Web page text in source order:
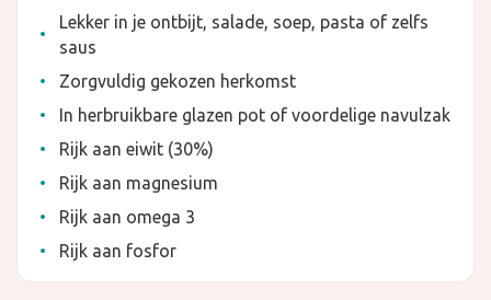
Lekker in je ontbijt, salade, soep, pasta of zelfs
saus
Zorgvuldig gekozen herkomst
In herbruikbare glazen pot of voordelige navulzak
Rijk aan eiwit (30%)
Rijk aan magnesium
Rijk aan omega 3
Rijk aan fosfor